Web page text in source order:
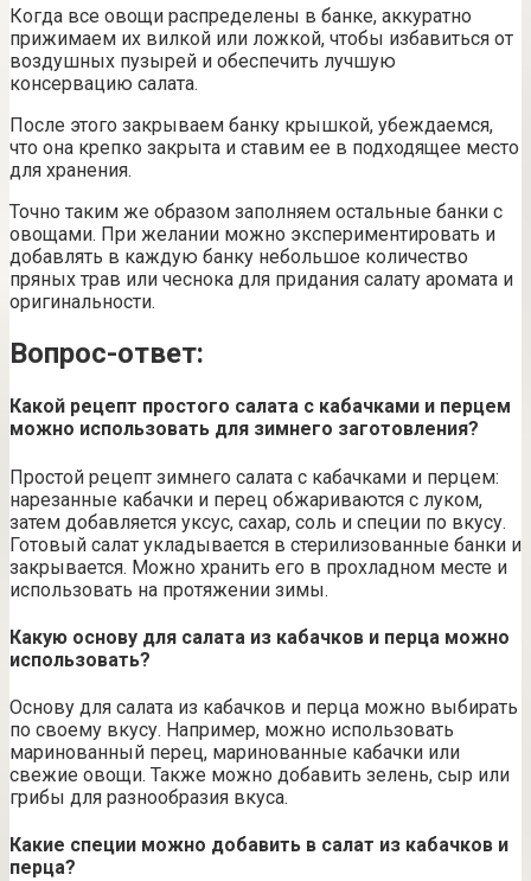
Когда все овощи распределены в банке, аккуратно
прижимаем их вилкой или ложкой, чтобы избавиться от
воздушных пузырей и обеспечить лучшую
консервацию салата.
После этого закрываем банку крышкой, убеждаемся,
что она крепко закрыта и ставим ее в подходящее место
для хранения.
Точно таким же образом заполняем остальные банки с
овощами. При желании можно экспериментировать и
добавлять в каждую банку небольшое количество
пряных трав или чеснока для придания салату аромата и
оригинальности.
Вопрос-ответ:
Какой рецепт простого салата с кабачками и перцем
можно использовать для зимнего заготовления?
Простой рецепт зимнего салата с кабачками и перцем:
нарезанные кабачки и перец обжариваются с луком,
затем добавляется уксус, сахар, соль и специи по вкусу.
Готовый салат укладывается в стерилизованные банки и
закрывается. Можно хранить его в прохладном месте и
использовать на протяжении зимы.
Какую основу для салата из кабачков и перца можно
использовать?
Основу для салата из кабачков и перца можно выбирать
по своему вкусу. Например, можно использовать
маринованный перец, маринованные кабачки или
свежие овощи. Также можно добавить зелень, сыр или
грибы для разнообразия вкуса.
Какие специи можно добавить в салат из кабачков и
перца?